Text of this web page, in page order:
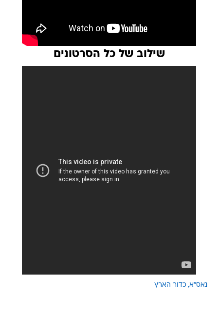
שילוב של כל הסרטונים
נאס"א כדור הארץ